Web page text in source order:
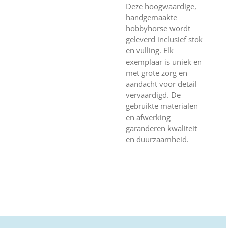
Deze hoogwaardige,
handgemaakte
hobbyhorse wordt
geleverd inclusief stok
en vulling. Elk
exemplaar is uniek en
met grote zorg en
aandacht voor detail
vervaardigd. De
gebruikte materialen
en afwerking
garanderen kwaliteit
en duurzaamheid.